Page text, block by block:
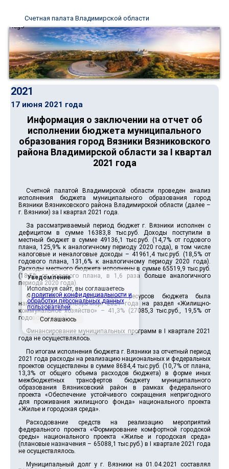
Счетная палата Владимирской области
2021
17 июня 2021 года
Информация о заключении на отчет об
исполнении бюджета муниципального
образования город Вязники Вязниковского
района Владимирской области за I квартал
2021 года
Счетной палатой Владимирской области проведен анализ
исполнения бюджета муниципального образования город
Вязники Вязниковского района Владимирской области (далее –
г. Вязники) за I квартал 2021 года.
За рассматриваемый период бюджет г. Вязники исполнен с
дефицитом в сумме 16383,8 тыс.руб. Доходы поступили в
местный бюджет в сумме 49136,1 тыс.руб. (14,7% от годового
плана, 125,9% к аналогичному периоду 2020 года), в том числе
налоговые и неналоговые доходы – 41961,4 тыс.руб. (18,5% от
годового плана, 131,6% к аналогичному периоду 2020 года).
Расходы местного бюджета исполнены в сумме 65519,9 тыс.руб.
(18,5% от годового плана, в 1,6 раза больше аналогичного
периода 2020 года).
Основная доля финансовых ресурсов бюджета была
направлена за январь-март 2021 года на раздел «Жилищно-
коммунальное хозяйство» – 41,3% (27085,3 тыс.руб., 19,5% от
годового плана).
Финансирование муниципальных программ в I квартале 2021
года не осуществлялось.
По итогам исполнения бюджета г. Вязники за отчетный период
2021 года расходы на реализацию национальных и федеральных
проектов осуществлены в сумме 8684,4 тыс.руб. (10,7% от плана,
13,3% от общего объема расходов бюджета) в форме иных
межбюджетных трансфертов бюджету муниципального
образования Вязниковский район в рамках федерального
проекта «Обеспечение устойчивого сокращения непригодного
для проживания жилищного фонда» национального проекта
«Жилье и городская среда».
Расходование средств на реализацию мероприятий
федерального проекта «Формирование комфортной городской
среды» национального проекта «Жилье и городская среда»
(плановые назначения – 65088,1 тыс.руб.) в I квартале 2021 года
не осуществлялось.
Муниципальный долг у г. Вязники на 01.04.2021 составлял
Уведомление
Используя сайт, вы соглашаетесь
сполитикой конфиденциальности и
обработки персональных данных
пользователей.
Соглашаюсь